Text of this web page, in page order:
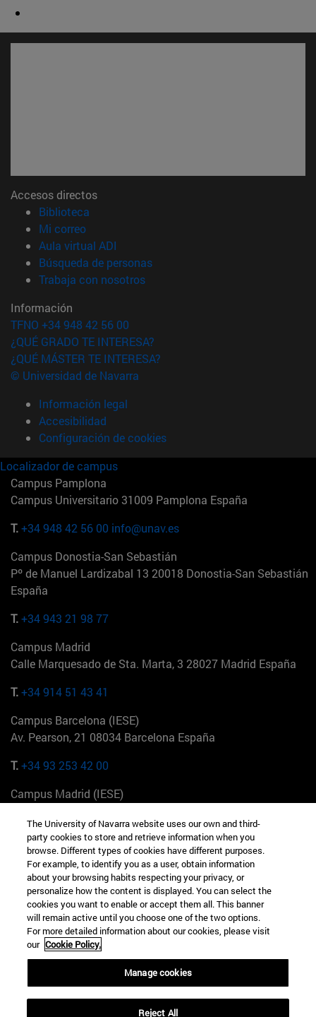
Accesos directos
Biblioteca
Mi correo(abre en nueva ventana)
Aula virtual ADI
Búsqueda de personas(abre en nueva ventana)
Trabaja con nosotros(abre en nueva ventana)
Información
TFNO +34 948 42 56 00
¿QUÉ GRADO TE INTERESA?
¿QUÉ MÁSTER TE INTERESA?
© Universidad de Navarra
Información legal
Accesibilidad
Configuración de cookies
Localizador de campus
Campus Pamplona
Campus Universitario 31009 Pamplona España
T.+34 948 42 56 00 info@unav.es
Campus Donostia-San Sebastián
Pº de Manuel Lardizabal 13 20018 Donostia-San Sebastián
España
T.+34 943 21 98 77
Campus Madrid
Calle Marquesado de Sta. Marta, 3 28027 Madrid España
T.+34 914 51 43 41
Campus Barcelona (IESE)
Av. Pearson, 21 08034 Barcelona España
T.+34 93 253 42 00
Campus Madrid (IESE)
+34 912 11 30 00
Campus Nueva York (IESE)
165 W 57th St 10019-2201 Nueva York EE.UU
+1 646 346 8850
Campus Munich (IESE)
Maria-Theresia-Straße 15 81675 Múnich Alemania
+49 89 24209790
Campus Sao Paulo (IESE)
The University of Navarra website uses our own and third-
party cookies to store and retrieve information when you
browse. Different types of cookies have different purposes.
For example, to identify you as a user, obtain information
about your browsing habits respecting your privacy, or
personalize how the content is displayed. You can select the
cookies you want to enable or accept them all. This banner
will remain active until you choose one of the two options.
For more detailed information about our cookies, please visit
our Cookie Policy.
Manage cookies
Reject All